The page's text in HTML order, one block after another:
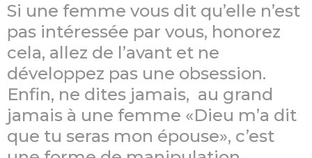
Si une femme vous dit qu’elle n’est
pas intéressée par vous, honorez
cela, allez de l’avant et ne
développez pas une obsession.
Enfin, ne dites jamais, au grand
jamais à une femme «Dieu m’a dit
que tu seras mon épouse», c’est